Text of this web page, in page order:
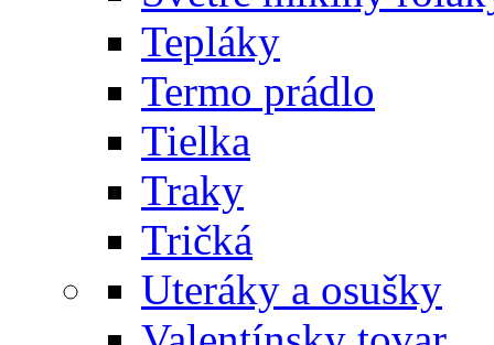
Tepláky
Termo prádlo
Tielka
Traky
Tričká
Uteráky a osušky